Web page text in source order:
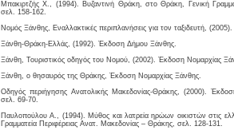
Μπακιρτζής Χ., (1994). Βυζαντινή Θράκη, στο Θράκη, Γενική
σελ. 158-162.
Νομός Ξάνθης, Εναλλακτικές περιπλανήσεις για τον ταξιδευτή,
Ξάνθη-Θράκη-Ελλάς, (1992). Έκδοση Δήμου Ξάνθης.
Ξάνθη, Τουριστικός οδηγός του Νομού, (2002). Έκδοση Νομαρχίας
Ξάνθη, ο θησαυρός της Θράκης, Έκδοση Νομαρχίας Ξάνθης.
Οδηγός περιήγησης Ανατολικής Μακεδονίας-Θράκης, (2000).
σελ. 69-70.
Παυλοπούλου Α., (1994). Μύθος και λατρεία ηρώων οικιστών στις
Γραμματεία Περιφέρειας Ανατ. Μακεδονίας – Θράκης, σελ. 128-131.